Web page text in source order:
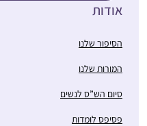
אודות
הסיפור שלנו
המורות שלנו
סיום הש”ס לנשים
פסיפס לומדות